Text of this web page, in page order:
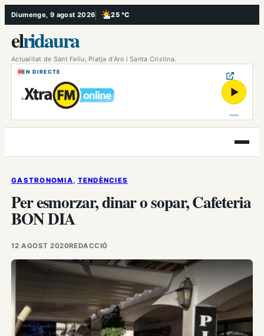
Vés
al
contingut
Diumenge, 9 agost 2026 25 °C
, Poc ennuvolat
elridaura
Actualitat de Sant Feliu, Platja d’Aro i Santa Cristina.
EN DIRECTE
▶
Obre
el
GASTRONOMIA, TENDÈNCIES
Per esmorzar, dinar o sopar, Cafeteria
BON DIA
12 AGOST 2020REDACCIÓ